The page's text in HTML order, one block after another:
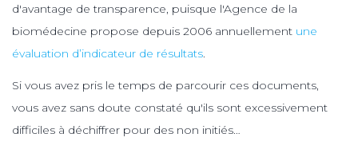
d'avantage de transparence, puisque l'Agence de la
biomédecine propose depuis 2006 annuellement une
évaluation d’indicateur de résultats.
Si vous avez pris le temps de parcourir ces documents,
vous avez sans doute constaté qu'ils sont excessivement
difficiles à déchiffrer pour des non initiés…